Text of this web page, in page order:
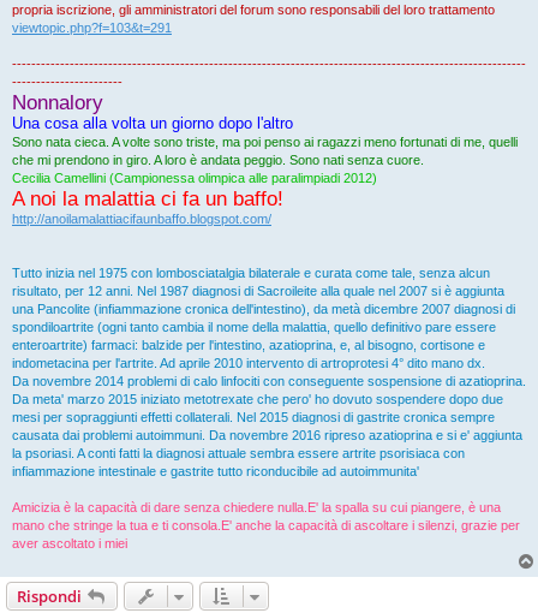
propria iscrizione, gli amministratori del forum sono responsabili del loro trattamento
viewtopic.php?f=103&t=291
-----------------------------------------------------------------------------------------------------------
-----------------------
Nonnalory
Una cosa alla volta un giorno dopo l'altro
Sono nata cieca. A volte sono triste, ma poi penso ai ragazzi meno fortunati di me, quelli
che mi prendono in giro. A loro è andata peggio. Sono nati senza cuore.
Cecilia Camellini (Campionessa olimpica alle paralimpiadi 2012)
A noi la malattia ci fa un baffo!
http://anoilamalattiacifaunbaffo.blogspot.com/
Tutto inizia nel 1975 con lombosciatalgia bilaterale e curata come tale, senza alcun
risultato, per 12 anni. Nel 1987 diagnosi di Sacroileite alla quale nel 2007 si è aggiunta
una Pancolite (infiammazione cronica dell'intestino), da metà dicembre 2007 diagnosi di
spondiloartrite (ogni tanto cambia il nome della malattia, quello definitivo pare essere
enteroartrite) farmaci: balzide per l'intestino, azatioprina, e, al bisogno, cortisone e
indometacina per l'artrite. Ad aprile 2010 intervento di artroprotesi 4° dito mano dx.
Da novembre 2014 problemi di calo linfociti con conseguente sospensione di azatioprina.
Da meta' marzo 2015 iniziato metotrexate che pero' ho dovuto sospendere dopo due
mesi per sopraggiunti effetti collaterali. Nel 2015 diagnosi di gastrite cronica sempre
causata dai problemi autoimmuni. Da novembre 2016 ripreso azatioprina e si e' aggiunta
la psoriasi. A conti fatti la diagnosi attuale sembra essere artrite psorisiaca con
infiammazione intestinale e gastrite tutto riconducibile ad autoimmunita'
Amicizia è la capacità di dare senza chiedere nulla.E' la spalla su cui piangere, è una
mano che stringe la tua e ti consola.E' anche la capacità di ascoltare i silenzi, grazie per
aver ascoltato i miei
Rispondi